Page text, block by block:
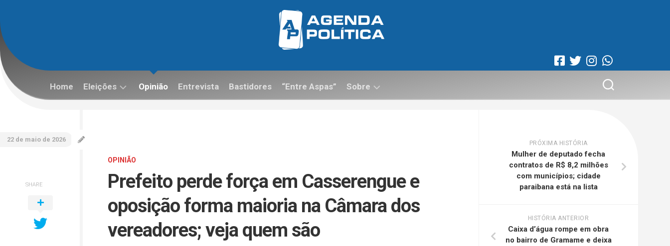
content
Home Eleições Opinião Entrevista Bastidores “Entre Aspas” Sobre
OPINIÃO
Prefeito perde força em Casserengue e
oposição forma maioria na Câmara dos
vereadores; veja quem são
22 de maio de 2026
SHARE
PRÓXIMA HISTÓRIA
Mulher de deputado fecha
contratos de R$ 8,2 milhões
com municípios; cidade
paraibana está na lista
HISTÓRIA ANTERIOR
Caixa d’água rompe em obra
no bairro de Gramame e deixa